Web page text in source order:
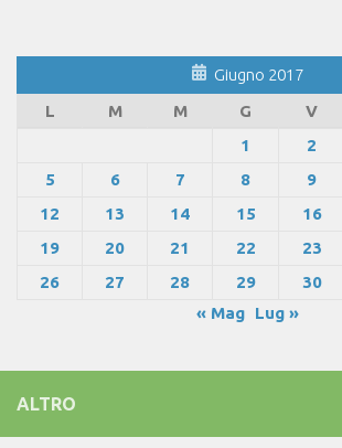
Giugno 2017
L
M M G V
1
2
5
6 7 8 9
12
13 14 15 16
19
20 21 22 23
26
27 28 29
30
« Mag
Lug »
ALTRO